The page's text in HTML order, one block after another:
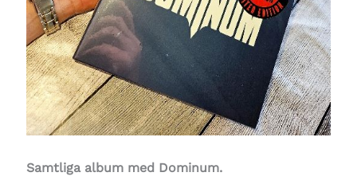
Samtliga album med Dominum.